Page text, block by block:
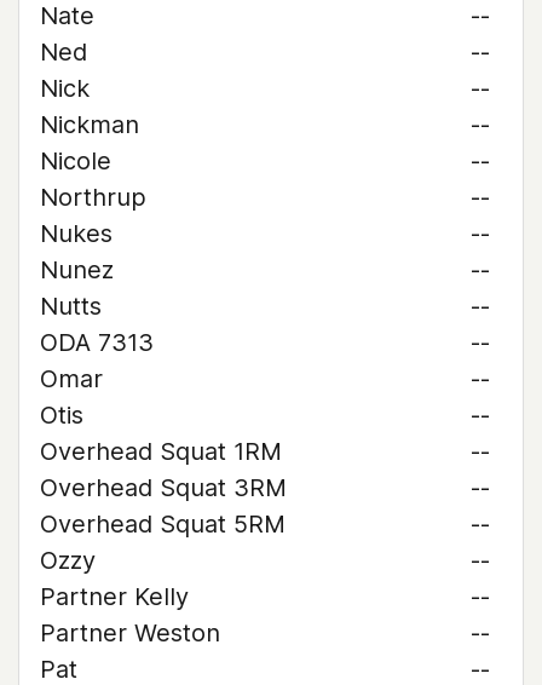
Nate
--
Ned
--
Nick
--
Nickman
--
Nicole
--
Northrup
--
Nukes
--
Nunez
--
Nutts
--
ODA 7313
--
Omar
--
Otis
--
Overhead Squat 1RM
--
Overhead Squat 3RM
--
Overhead Squat 5RM
--
Ozzy
--
Partner Kelly
--
Partner Weston
--
Pat
--